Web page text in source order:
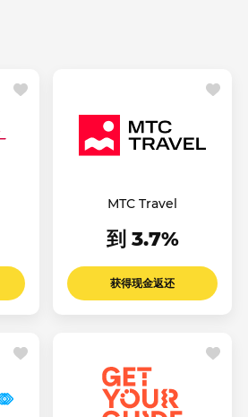
МТС Travel
到 3.7%
获得现金返还